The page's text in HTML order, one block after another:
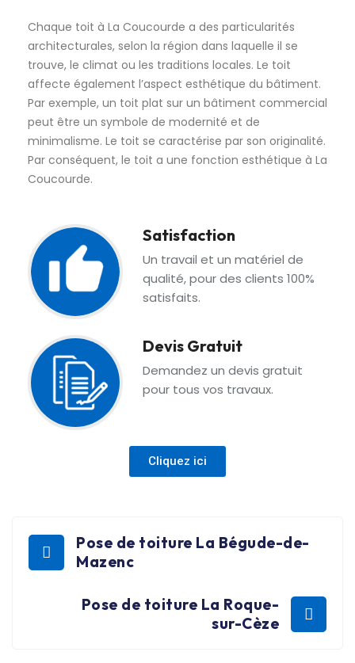
Chaque toit à La Coucourde a des particularités
architecturales, selon la région dans laquelle il se
trouve, le climat ou les traditions locales. Le toit
affecte également l’aspect esthétique du bâtiment.
Par exemple, un toit plat sur un bâtiment commercial
peut être un symbole de modernité et de
minimalisme. Le toit se caractérise par son originalité.
Par conséquent, le toit a une fonction esthétique à La
Coucourde.
Satisfaction
Un travail et un matériel de
qualité, pour des clients 100%
satisfaits.
Devis Gratuit
Demandez un devis gratuit
pour tous vos travaux.
Cliquez ici
Pose de toiture La Bégude-de-
Mazenc
Pose de toiture La Roque-
sur-Cèze